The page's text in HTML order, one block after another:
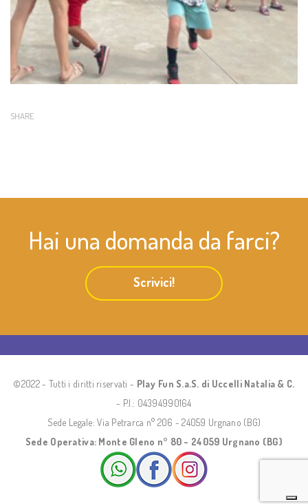
SHARE
Hai una domanda da farci?
Scrivici!
©2022 - Tutti i diritti riservati - Play Fun S.a.S. di Uccelli Natalia & C.
- P.I.: 04394990164
Sede Legale: Via Petrarca n° 206 - 24059 Urgnano (BG)
Sede Operativa: Monte Gleno n° 80 - 24059 Urgnano (BG)